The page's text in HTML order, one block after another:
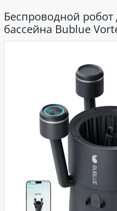
Беспроводной робот
бассейна Bublue